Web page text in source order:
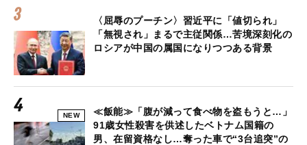
〈屈辱のプーチン〉習近平に「値切られ」
「無視され」まるで主従関係…苦境深刻化の
ロシアが中国の属国になりつつある背景
NEW
≪飯能≫「腹が減って食べ物を盗もうと…」
91歳女性殺害を供述したベトナム国籍の
男、在留資格なし…奪った車で“3台追突”の